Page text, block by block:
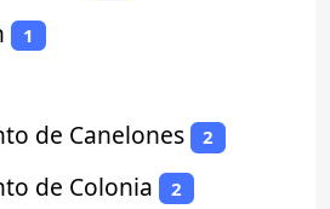
1
de Canelones 2
de Colonia 2